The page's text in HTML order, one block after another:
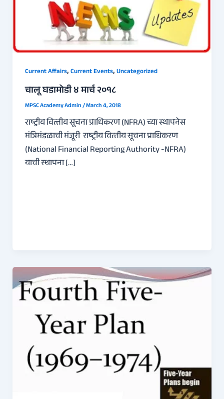
Current Affairs,Current Events,Uncategorized
चालू घडामोडी ४ मार्च २०१८
MPSC Academy Admin/March 4, 2018
राष्‍ट्रीय वित्‍तीय सूचना प्राधिकरण (NFRA) च्या स्‍थापनेस
मंत्रिमंडळाची मंजूरी राष्‍ट्रीय वित्‍तीय सूचना प्राधिकरण
(National Financial Reporting Authority -NFRA)
याची स्‍थापना […]